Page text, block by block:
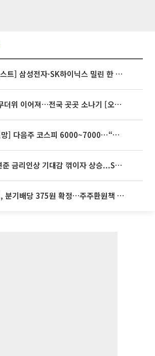
[베스트&워스트] 삼성전자·SK하이닉스 밀린 한 주…상상인증권은 85% 급등
35도 안팎 무더위 이어져…전국 곳곳 소나기 [오늘 날씨]
[주간증시전망] 다음주 코스피 6000~7000⋯“外人 수급은 정책이 변수”
뉴욕증시, 연준 금리인상 기대감 꺾이자 상승...S&P500 사상 최고치 [종합]
SK하이닉스, 분기배당 375원 확정…주주환원책 9월로 앞당겨 발표